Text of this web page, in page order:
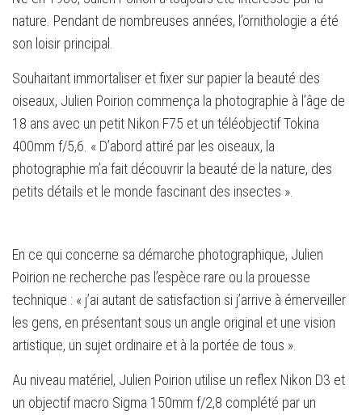
nature. Pendant de nombreuses années, l’ornithologie a été
son loisir principal.
Souhaitant immortaliser et fixer sur papier la beauté des
oiseaux, Julien Poirion commença la photographie à l’âge de
18 ans avec un petit Nikon F75 et un téléobjectif Tokina
400mm f/5,6. « D’abord attiré par les oiseaux, la
photographie m’a fait découvrir la beauté de la nature, des
petits détails et le monde fascinant des insectes ».
En ce qui concerne sa démarche photographique, Julien
Poirion ne recherche pas l’espèce rare ou la prouesse
technique : « j’ai autant de satisfaction si j’arrive à émerveiller
les gens, en présentant sous un angle original et une vision
artistique, un sujet ordinaire et à la portée de tous ».
Au niveau matériel, Julien Poirion utilise un reflex Nikon D3 et
un objectif macro Sigma 150mm f/2,8 complété par un